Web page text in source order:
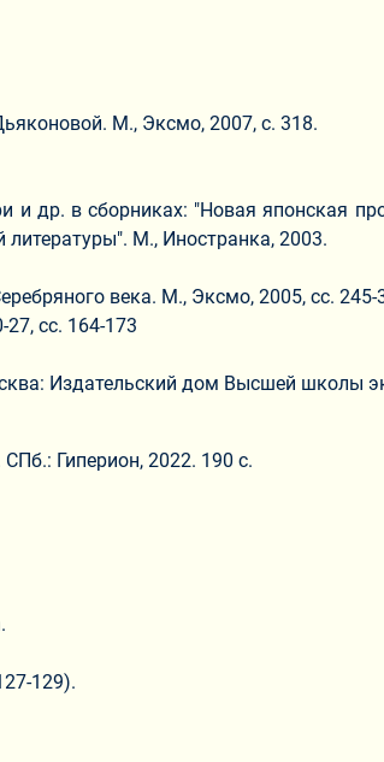
М., Эксмо, 2007, с. 318.
др. в сборниках: "Новая японская
литературы". М., Иностранка, 2003.
века. М., Эксмо, 2005, сс. 245-
сс. 164-173
Издательский дом Высшей школы
Гиперион, 2022. 190 с.
129).